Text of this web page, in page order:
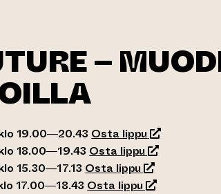
–
19.00—20.43 Osta lippu (siirtyy
18.00—19.43 Osta lippu (siirtyy
15.30—17.13 Osta lippu (siirtyy
17.00—18.43 Osta lippu (siirtyy